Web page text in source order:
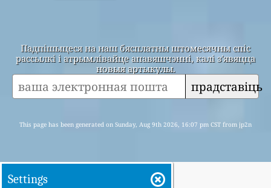
Падпішыцеся на наш бясплатны штомесячны спіс
рассылкі і атрымлівайце апавяшчэнні, калі з'явяцца
новыя артыкулы.
прадставіць
This page has been generated on Sunday, Aug 9th 2026, 16:07 pm CST from jp2n
Settings